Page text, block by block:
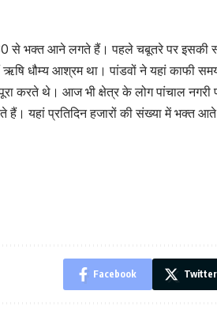
भक्त आने लगते हैं। पहले चबूतरे पर इसकी
धौम्य आश्रम था। पांडवों ने यहां काफी
करते थे। आज भी क्षेत्र के लोग पांचाल
हैं। यहां प्रतिदिन हजारों की संख्या में भक्त
Facebook Twitter